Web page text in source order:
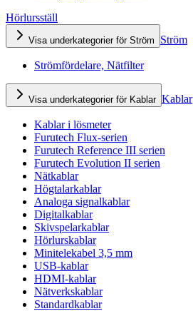
Hörlursställ
Visa underkategorier för Ström Ström
Strömfördelare, Nätfilter
Visa underkategorier för Kablar Kablar
Kablar i lösmeter
Furutech Flux-serien
Furutech Reference III serien
Furutech Evolution II serien
Nätkablar
Högtalarkablar
Analoga signalkablar
Digitalkablar
Skivspelarkablar
Hörlurskablar
Minitelekabel 3,5 mm
USB-kablar
HDMI-kablar
Nätverkskablar
Standardkablar